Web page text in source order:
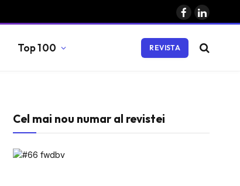
Facebook
LinkedIn
Top 100 REVISTA
Cel mai nou numar al revistei